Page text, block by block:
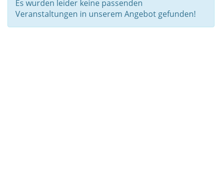
Es wurden leider keine passenden
Veranstaltungen in unserem Angebot gefunden!